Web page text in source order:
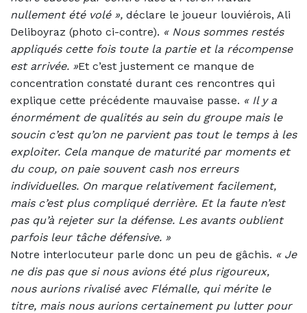
nullement été volé », déclare le joueur louviérois, Ali
Deliboyraz (photo ci-contre). « Nous sommes restés
appliqués cette fois toute la partie et la récompense
est arrivée. »Et c’est justement ce manque de
concentration constaté durant ces rencontres qui
explique cette précédente mauvaise passe. « Il y a
énormément de qualités au sein du groupe mais le
soucin c’est qu’on ne parvient pas tout le temps à les
exploiter. Cela manque de maturité par moments et
du coup, on paie souvent cash nos erreurs
individuelles. On marque relativement facilement,
mais c’est plus compliqué derrière. Et la faute n’est
pas qu’à rejeter sur la défense. Les avants oublient
parfois leur tâche défensive. »
Notre interlocuteur parle donc un peu de gâchis. « Je
ne dis pas que si nous avions été plus rigoureux,
nous aurions rivalisé avec Flémalle, qui mérite le
titre, mais nous aurions certainement pu lutter pour